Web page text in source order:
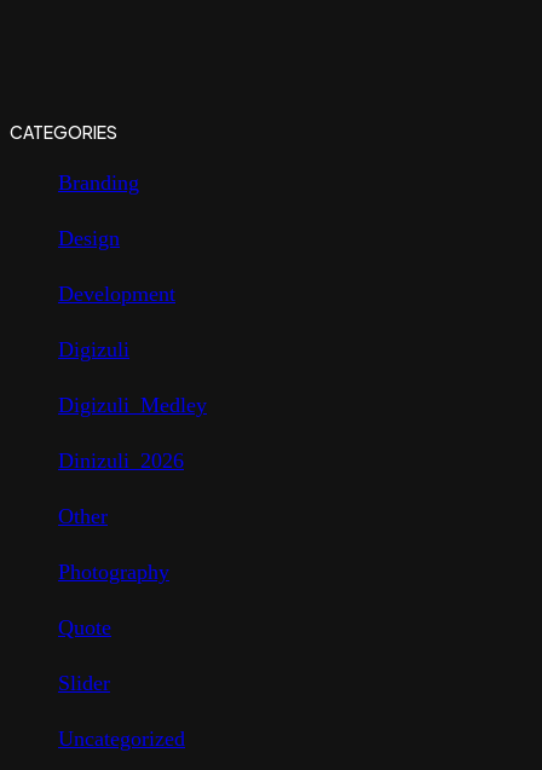
CATEGORIES
Branding
Design
Development
Digizuli
Digizuli_Medley
Dinizuli_2026
Other
Photography
Quote
Slider
Uncategorized